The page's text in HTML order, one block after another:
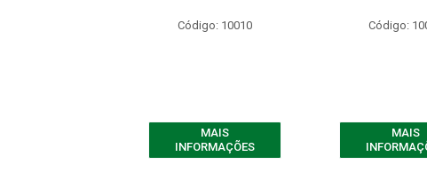
Código: 10010
MAIS
INFORMAÇÕES
Código:
MAIS